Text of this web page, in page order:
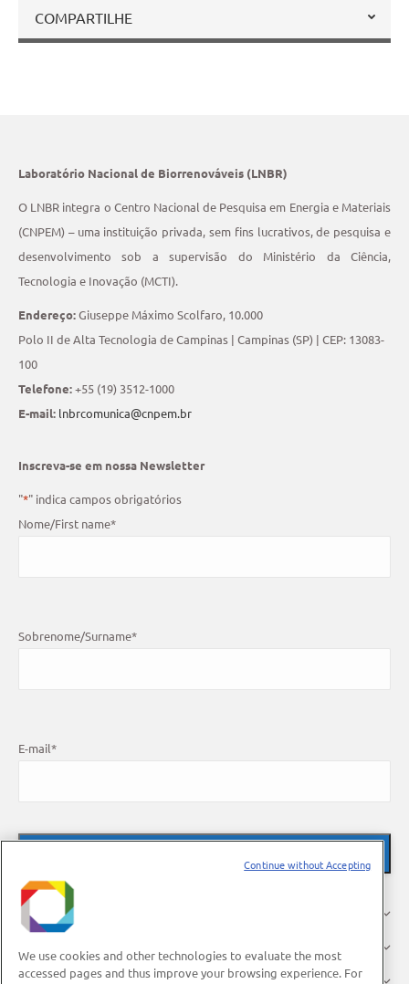
COMPARTILHE
Laboratório Nacional de Biorrenováveis (LNBR)
O LNBR integra o Centro Nacional de Pesquisa em Energia e Materiais
(CNPEM) – uma instituição privada, sem fins lucrativos, de pesquisa e
desenvolvimento sob a supervisão do Ministério da Ciência,
Tecnologia e Inovação (MCTI).
Endereço:Giuseppe Máximo Scolfaro, 10.000
Polo II de Alta Tecnologia de Campinas | Campinas (SP) | CEP: 13083-
100
Telefone:+55 (19) 3512-1000
E-mail: lnbrcomunica@cnpem.br
Inscreva-se em nossa Newsletter
"*" indica campos obrigatórios
Nome/First name*
Sobrenome/Surname*
E-mail*
O LNBR
Indústria
We use cookies and other technologies to evaluate the most
accessed pages and thus improve your browsing experience. For
Continue without Accepting